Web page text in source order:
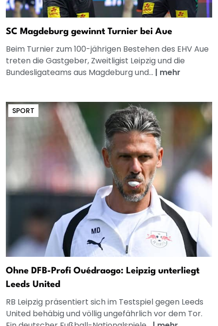
SC Magdeburg gewinnt Turnier bei Aue
Beim Turnier zum 100-jährigen Bestehen des EHV Aue
treten die Gastgeber, Zweitligist Leipzig und die
Bundesligateams aus Magdeburg und... | mehr
SPORT
Ohne DFB-Profi Ouédraogo: Leipzig unterliegt
Leeds United
RB Leipzig präsentiert sich im Testspiel gegen Leeds
United behäbig und völlig ungefährlich vor dem Tor.